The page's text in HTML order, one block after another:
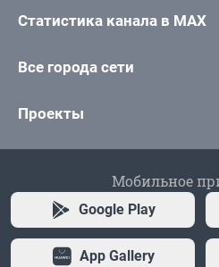
Статистика канала в MAX
Все города сети
Проекты
Мобильное
Google Play
App Gallery